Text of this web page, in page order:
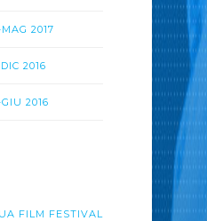
2017
2016
2016
FILM FESTIVAL